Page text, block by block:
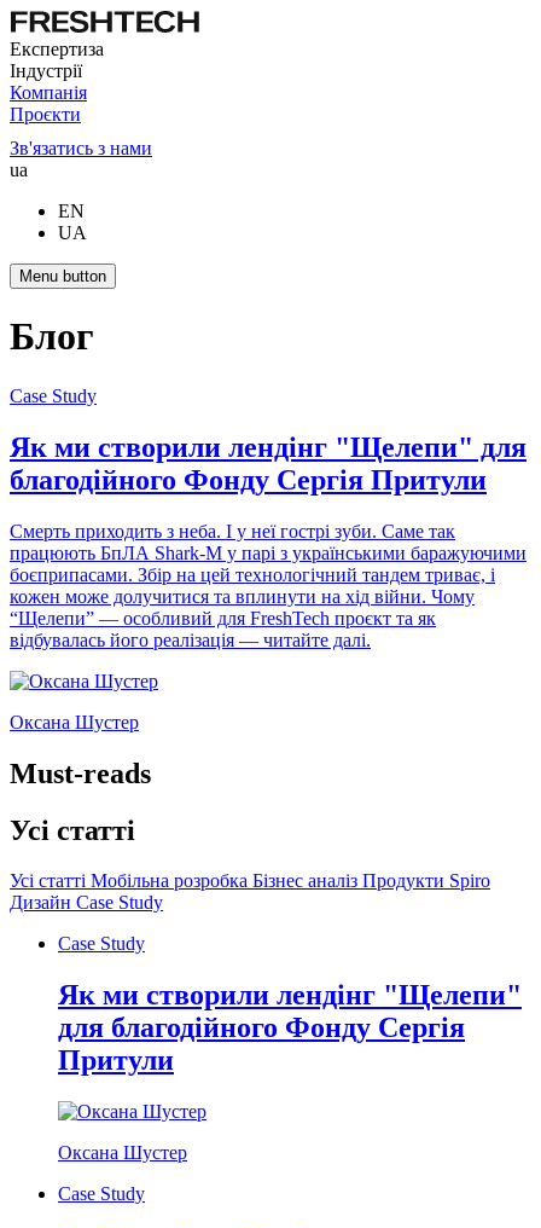
Експертиза
Індустрії
Компанія
Проєкти
Зв'язатись з нами
ua
EN
UA
Menu button
Блог
Case Study
Як ми створили лендінг "Щелепи" для
благодійного Фонду Сергія Притули
Смерть приходить з неба. І у неї гострі зуби. Саме так
працюють БпЛА Shark-M у парі з українськими баражуючими
боєприпасами. Збір на цей технологічний тандем триває, і
кожен може долучитися та вплинути на хід війни. Чому
“Щелепи” — особливий для FreshTech проєкт та як
відбувалась його реалізація — читайте далі.
Оксана Шустер
Must-reads
Усі статті
Усі статті Мобільна розробка Бізнес аналіз Продукти Spiro
Дизайн Case Study
Case Study
Як ми створили лендінг "Щелепи"
для благодійного Фонду Сергія
Притули
Оксана Шустер
Case Study